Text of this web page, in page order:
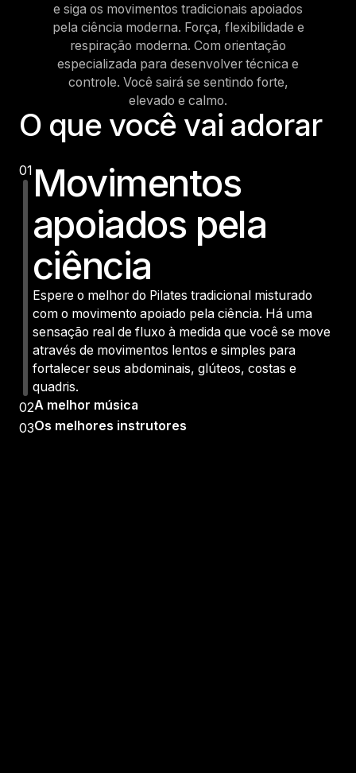
e siga os movimentos tradicionais apoiados
pela ciência moderna. Força, flexibilidade e
respiração moderna. Com orientação
especializada para desenvolver técnica e
controle. Você sairá se sentindo forte,
elevado e calmo.
O que você vai adorar
01 Movimentos
apoiados pela
ciência
Espere o melhor do Pilates tradicional misturado
com o movimento apoiado pela ciência. Há uma
sensação real de fluxo à medida que você se move
através de movimentos lentos e simples para
fortalecer seus abdominais, glúteos, costas e
quadris.
02A melhor música
03Os melhores instrutores